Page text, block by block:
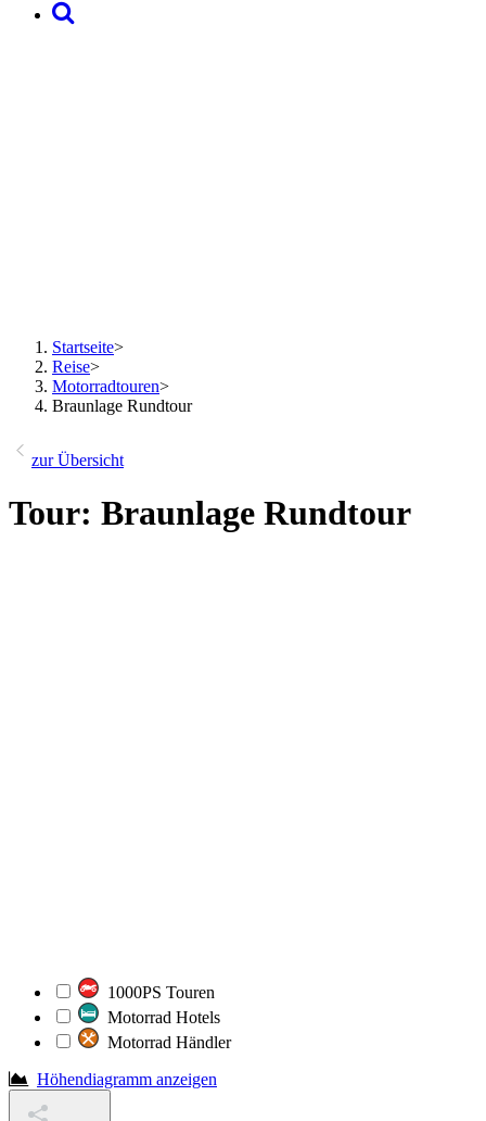
Startseite>
Reise>
Motorradtouren>
Braunlage Rundtour
zur Übersicht
Tour: Braunlage Rundtour
1000PS Touren
Motorrad Hotels
Motorrad Händler
Höhendiagramm anzeigen